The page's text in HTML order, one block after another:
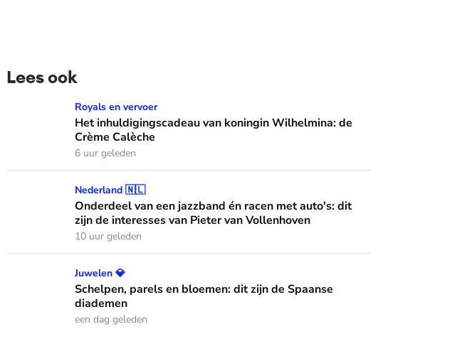
Lees ook
Het inhuldigingscadeau van koningin Wilhelmina: de Crème Calèche
Royals en vervoer
Het inhuldigingscadeau van koningin Wilhelmina: de
Crème Calèche
6 uur geleden
Onderdeel van een jazzband én racen met auto's: dit zijn de interesses van Pieter van
Nederland 🇳🇱
Onderdeel van een jazzband én racen met auto's: dit
zijn de interesses van Pieter van Vollenhoven
10 uur geleden
Schelpen, parels en bloemen: dit zijn de Spaanse diademen
Juwelen 💎
Schelpen, parels en bloemen: dit zijn de Spaanse
diademen
een dag geleden